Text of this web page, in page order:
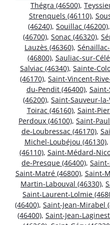
Thégra (46500),
Strenquels (46110),
(46240), Souillac (46200),
(46700), Sonac (46320),
Lauzès (46360),
(46800), Sauliac-sur-
Salviac (46340), Sainte-
(46170), Saint-Vincent-
du-Pendit (46400),
(46200), Saint-Sauveur-
Toirac (46160), Saint-
Perdoux (46100), Saint-
de-Loubressac (46170),
Michel-Loubéjou (46130),
(46110), Saint-Médard-
de-Presque (46400),
Saint-Matré (46800), Saint-
Martin-Labouval (46330),
Saint-Laurent-Lolmie
(46400), Saint-Jean-Mirabel
(46400), Saint-Jean-